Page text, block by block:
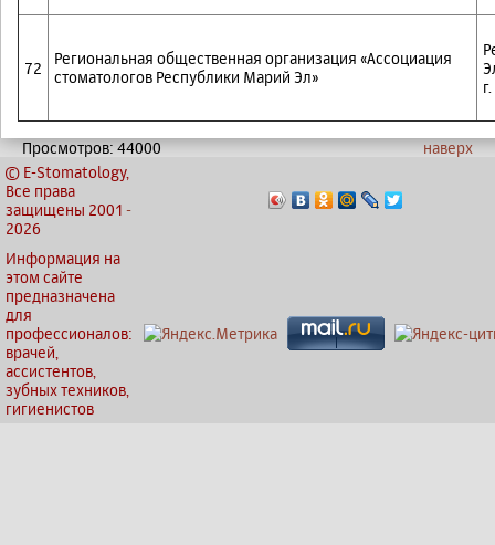
72
Региональная общественная организация «Ассоциация
стоматологов Республики Марий Эл»
наверх
Просмотров: 44000
© E-Stomatology,
Все права
защищены 2001 -
2026
Информация на
этом сайте
предназначена
для
профессионалов:
врачей,
ассистентов,
зубных техников,
гигиенистов